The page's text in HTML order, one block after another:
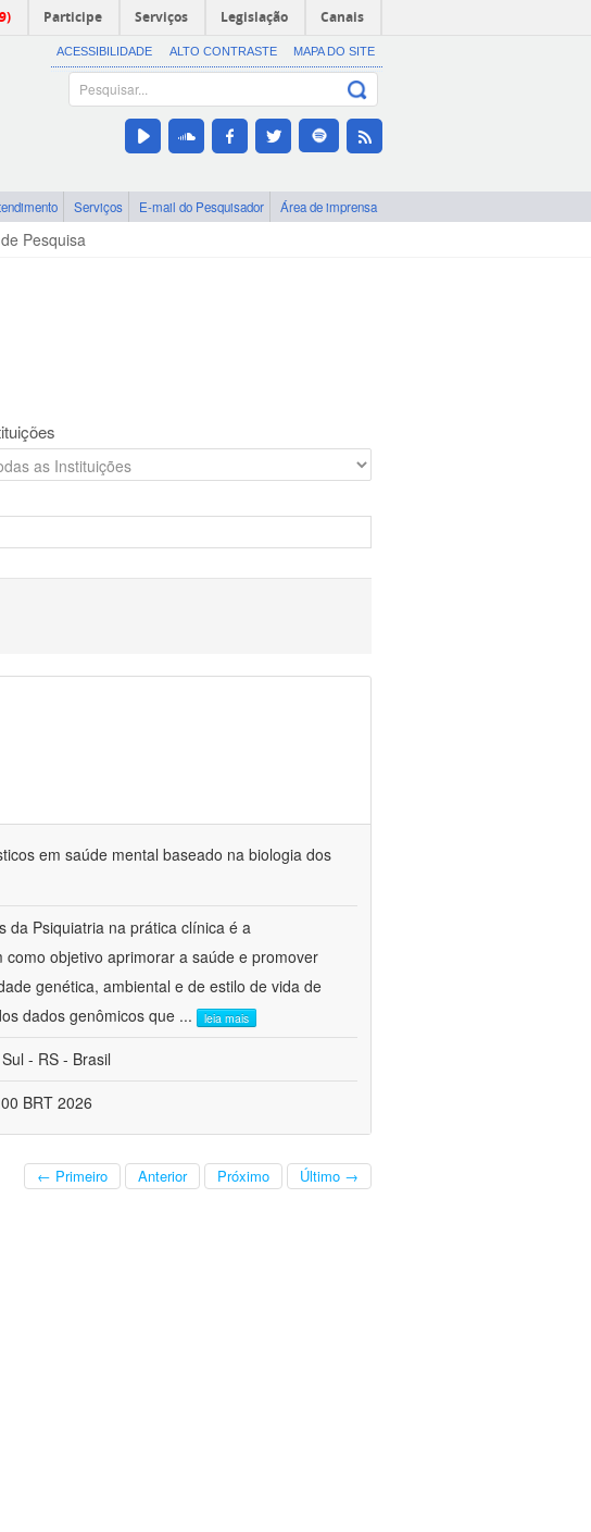
Participe Serviços Legislação Canais
ACESSIBILIDADE ALTO CONTRASTE MAPA DO SITE
Serviços E-mail do Pesquisador Área de imprensa
Pesquisa
em saúde mental baseado na biologia dos
da Psiquiatria na prática clínica é a
objetivo aprimorar a saúde e promover
genética, ambiental e de estilo de vida de
dados genômicos que ... leia mais
- RS - Brasil
BRT 2026
← Primeiro Anterior Próximo Último →